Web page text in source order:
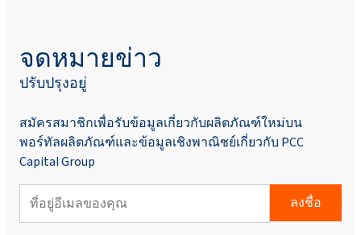
จดหมายข่าว
ปรับปรุงอยู่
สมัครสมาชิกเพื่อรับข้อมูลเกี่ยวกับผลิตภัณฑ์ใหม่บน
พอร์ทัลผลิตภัณฑ์และข้อมูลเชิงพาณิชย์เกี่ยวกับ PCC
Capital Group
ลงชื่อ